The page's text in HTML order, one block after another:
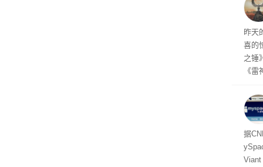
着——
线
昨天
喜的
之锤
《
ox
出震
据
Viant